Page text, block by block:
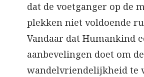
dat de voetganger op de
plekken niet voldoende
Vandaar dat Humankind
aanbevelingen doet om de
wandelvriendelijkheid te